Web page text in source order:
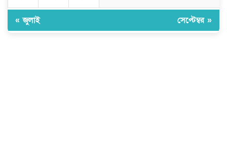
২০ আগস্ট রাষ্ট্রপতি নির্বাচন
« জুলাই সেপ্টেম্বর »